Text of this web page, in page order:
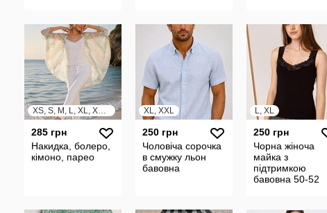
XS, S, M, L, XL, XXL, XXXL
285 грн
Накидка, болеро,
кімоно, парео
XL, XXL
250 грн
Чоловіча сорочка
в смужку льон
бавовна
L, XL
250 грн
Чорна жіноча
майка з
підтримкою
бавовна 50-52